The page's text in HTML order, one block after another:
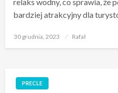
relaks wodny, co sprawia, że
bardziej atrakcyjny dla
Opublikowane
30 grudnia, 2023 Rafał
PRECLE